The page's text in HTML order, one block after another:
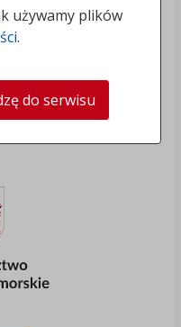
używamy plików
.
do serwisu